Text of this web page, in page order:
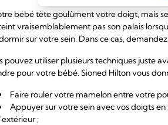
bébé tète goulûment votre doigt, mais
vraisemblablement pas son palais
sur votre sein. Dans ce cas,
pouvez utiliser plusieurs techniques juste
pour votre bébé. Sioned Hilton vous
Faire rouler votre mamelon entre votre
Appuyer sur votre sein avec vos doigts
;